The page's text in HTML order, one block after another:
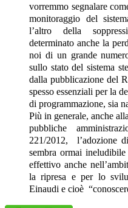
vorremmo segnalare
monitoraggio del
l’altro della
determinato anche la
noi di un grande
sullo stato del sistema
dalla pubblicazione del
spesso essenziali per la
di programmazione, sia
Più in generale, anche
pubbliche
221/2012, l’adozione
sembra ormai
effettivo anche
la ripresa e per lo
Einaudi e cioè